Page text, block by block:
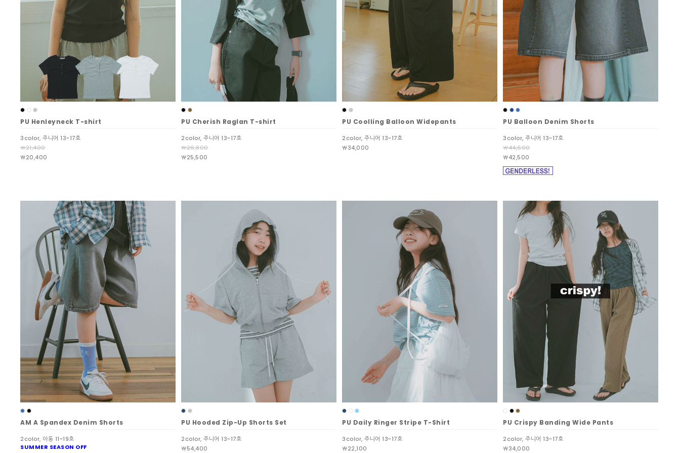
PU Henleyneck T-shirt
3color, 주니어 13~17호
￦21,400
￦20,400
PU Cherish Raglan T-shirt
2color, 주니어 13~17호
￦26,800
￦25,500
PU Coolling Balloon Widepants
2color, 주니어 13~17호
￦34,000
PU Balloon Denim Shorts
3color, 주니어 13~17호
￦44,600
￦42,500
AM A Spandex Denim Shorts
2color, 아동 11~19호
SUMMER SEASON OFF
PU Hooded Zip-Up Shorts Set
2color, 주니어 13~17호
￦54,400
PU Daily Ringer Stripe T-Shirt
3color, 주니어 13~17호
￦22,100
PU Crispy Banding Wide Pants
2color, 주니어 13~17호
￦34,000